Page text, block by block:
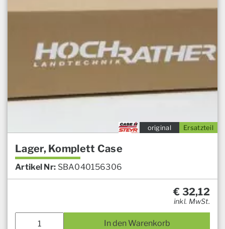
Ersatzteil
original
Lager, Komplett Case
Artikel Nr: SBA040156306
€ 32,12
inkl. MwSt.
In den Warenkorb